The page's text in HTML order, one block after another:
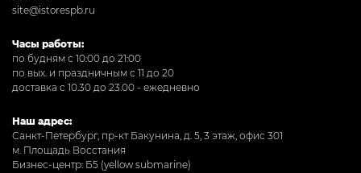
site@istorespb.ru
Часы работы:
по будням с 10:00 до 21:00
по вых. и праздничным с 11 до 20
доставка с 10.30 до 23.00 - ежедневно
Наш адрес:
Санкт-Петербург, пр-кт Бакунина, д. 5, 3 этаж, офис 301
м. Площадь Восстания
Бизнес-центр: Б5 (yellow submarine)